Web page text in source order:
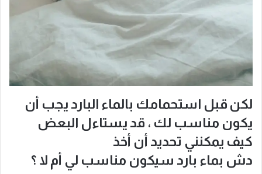
لكن قبل استحمامك بالماء البارد يجب أن
يكون مناسب لك ، قد يستاءل البعض
كيف يمكنني تحديد أن أخذ
دش بماء بارد سيكون مناسب لي أم لا ؟